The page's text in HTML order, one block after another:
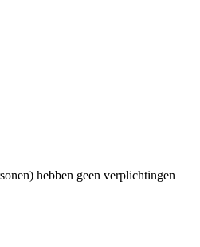
hebben geen verplichtingen